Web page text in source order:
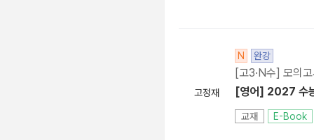
고정재
N 완강
[고3·N수] 모의
[영어] 2027 수
교재 E-Book